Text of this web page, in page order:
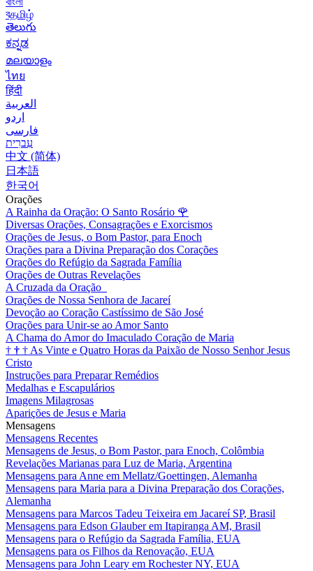
বதமிழ்
తెలుగు
ಕನ್ನಡ
മലയാളം
ไทย
हिंदी
العربية
اردو
فارسی
עִברִית
中文 (简体)
日本語
한국어
Orações
A Rainha da Oração: O Santo Rosário 🌹
Diversas Orações, Consagrações e Exorcismos
Orações de Jesus, o Bom Pastor, para Enoch
Orações para a Divina Preparação dos Corações
Orações do Refúgio da Sagrada Família
Orações de Outras Revelações
A Cruzada da Oração
Orações de Nossa Senhora de Jacareí
Devoção ao Coração Castíssimo de São José
Orações para Unir-se ao Amor Santo
A Chama do Amor do Imaculado Coração de Maria
† † † As Vinte e Quatro Horas da Paixão de Nosso Senhor Jesus
Cristo
Instruções para Preparar Remédios
Medalhas e Escapulários
Imagens Milagrosas
Aparições de Jesus e Maria
Mensagens
Mensagens Recentes
Mensagens de Jesus, o Bom Pastor, para Enoch, Colômbia
Revelações Marianas para Luz de Maria, Argentina
Mensagens para Anne em Mellatz/Goettingen, Alemanha
Mensagens para Maria para a Divina Preparação dos Corações,
Alemanha
Mensagens para Marcos Tadeu Teixeira em Jacareí SP, Brasil
Mensagens para Edson Glauber em Itapiranga AM, Brasil
Mensagens para o Refúgio da Sagrada Família, EUA
Mensagens para os Filhos da Renovação, EUA
Mensagens para John Leary em Rochester NY, EUA